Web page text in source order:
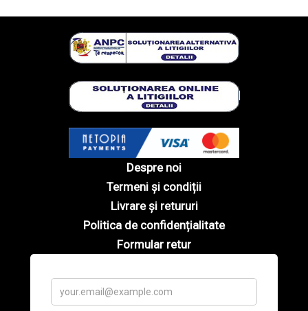
Despre noi
Termeni și condiții
Livrare și retururi
Politica de confidențialitate
Formular retur